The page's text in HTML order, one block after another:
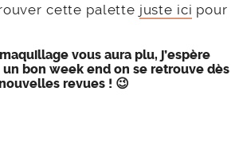
cette palette juste ici pour
vous aura plu, j’espère
un bon week end on se retrouve dès
revues ! 😉